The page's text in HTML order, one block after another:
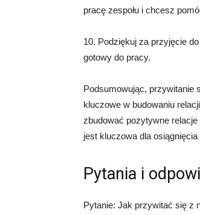
pracę zespołu i chcesz
10. Podziękuj za przyjęcie
gotowy do pracy.
Podsumowując, przywitanie
kluczowe w budowaniu
zbudować pozytywne
jest kluczowa dla
Pytania i
Pytanie: Jak przywitać się z